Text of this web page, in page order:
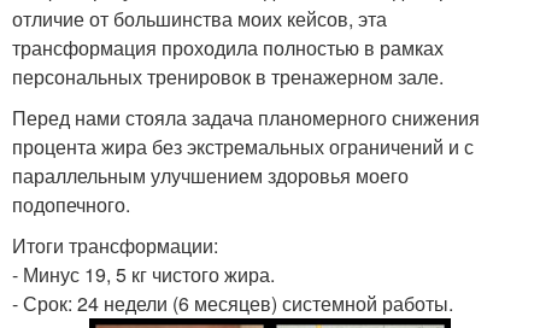
отличие от большинства моих кейсов, эта
трансформация проходила полностью в рамках
персональных тренировок в тренажерном зале.
Перед нами стояла задача планомерного снижения
процента жира без экстремальных ограничений и с
параллельным улучшением здоровья моего
подопечного.
Итоги трансформации:
- Минус 19, 5 кг чистого жира.
- Срок: 24 недели (6 месяцев) системной работы.